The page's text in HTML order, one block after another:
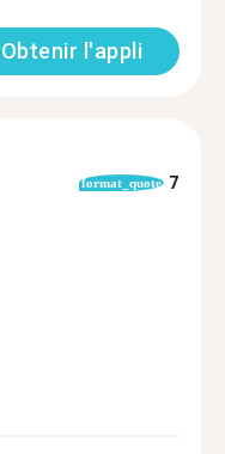
Obtenir l'appli
format_quote 7